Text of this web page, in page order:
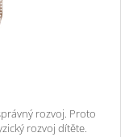
rozvoj. Proto
rozvoj dítěte.